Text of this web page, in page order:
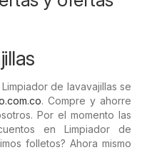
de lavavajillas se
. Compre y ahorre
Por el momento las
en Limpiador de
folletos? Ahora mismo